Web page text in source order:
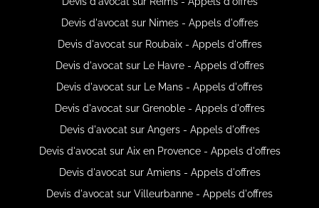
Devis d'avocat sur Nimes - Appels d'offres
Devis d'avocat sur Roubaix - Appels d'offres
Devis d'avocat sur Le Havre - Appels d'offres
Devis d'avocat sur Le Mans - Appels d'offres
Devis d'avocat sur Grenoble - Appels d'offres
Devis d'avocat sur Angers - Appels d'offres
Devis d'avocat sur Aix en Provence - Appels d'offres
Devis d'avocat sur Amiens - Appels d'offres
Devis d'avocat sur Villeurbanne - Appels d'offres